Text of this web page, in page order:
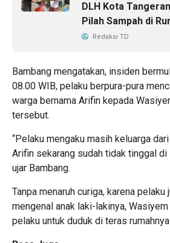
DLH Kota
Pilah Sampah di
Redaksi TD
Bambang mengatakan, insiden
08.00 WIB, pelaku berpura-pura
warga bernama Arifin kepada
tersebut.
“Pelaku mengaku masih keluarga
Arifin sekarang sudah tidak tinggal di
ujar Bambang.
Tanpa menaruh curiga, karena pelaku
mengenal anak laki-lakinya,
pelaku untuk duduk di teras rumahnya.